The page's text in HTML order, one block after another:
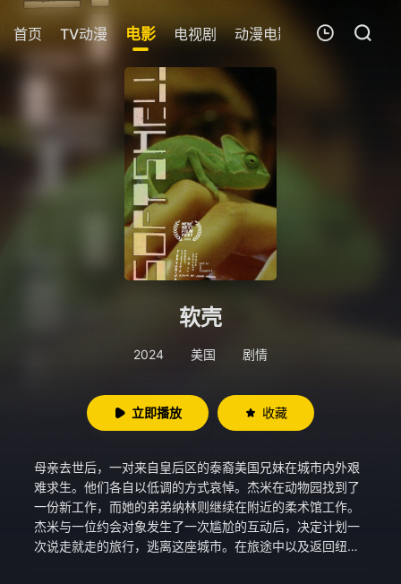
首页 TV动漫 电影 电视剧 动漫电影 短剧 今日
我的观影记录
暂无观看影片的记录
软壳
2024 美国 剧情
立即播放 收藏
母亲去世后，一对来自皇后区的泰裔美国兄妹在城市内外艰
难求生。他们各自以低调的方式哀悼。杰米在动物园找到了
一份新工作，而她的弟弟纳林则继续在附近的柔术馆工作。
杰米与一位约会对象发生了一次尴尬的互动后，决定计划一
次说走就走的旅行，逃离这座城市。在旅途中以及返回纽约